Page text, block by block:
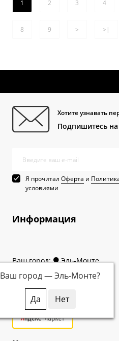
1 2 3 4
8 9 > >|
Хотите узнавать
Подпишитесь
Я прочитал Оферта и
условиями
Информация
Ваш город: Эль-Монте
Ваш город —Эль-Монте?